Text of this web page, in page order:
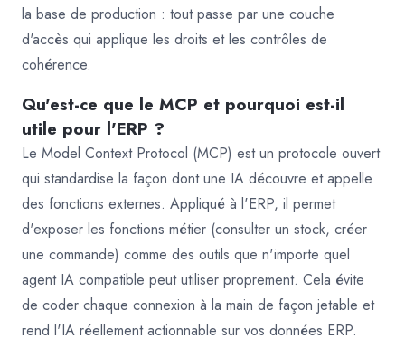
la base de production : tout passe par une couche
d'accès qui applique les droits et les contrôles de
cohérence.
Qu'est-ce que le MCP et pourquoi est-il
utile pour l'ERP ?
Le Model Context Protocol (MCP) est un protocole ouvert
qui standardise la façon dont une IA découvre et appelle
des fonctions externes. Appliqué à l'ERP, il permet
d'exposer les fonctions métier (consulter un stock, créer
une commande) comme des outils que n'importe quel
agent IA compatible peut utiliser proprement. Cela évite
de coder chaque connexion à la main de façon jetable et
rend l'IA réellement actionnable sur vos données ERP.